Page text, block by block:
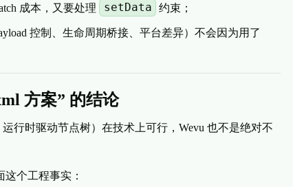
成本，又要处理 setData 约束；
控制、生命周期桥接、平台差异）不会因为用了
方案” 的结论
运行时驱动节点树）在技术上可行，Wevu 也不是绝对不
个工程事实：